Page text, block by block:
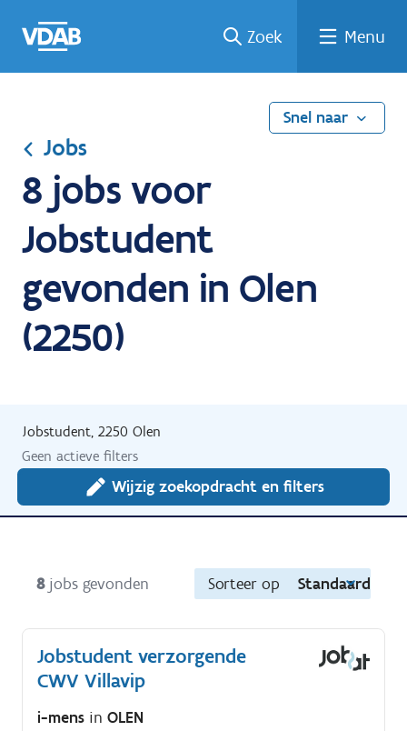
naar
een
een
job
naar
Zoek Menu
Snel naar
Jobs
8 jobs voor
Jobstudent
gevonden in Olen
(2250)
Jobstudent, 2250 Olen
Geen actieve filters
Wijzig zoekopdracht en filters
8 jobs gevonden Sorteer op Standaard
Jobstudent verzorgende
CWV Villavip
i-mens in OLEN